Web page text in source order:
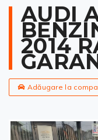
AUDI
2014
Adăugare la